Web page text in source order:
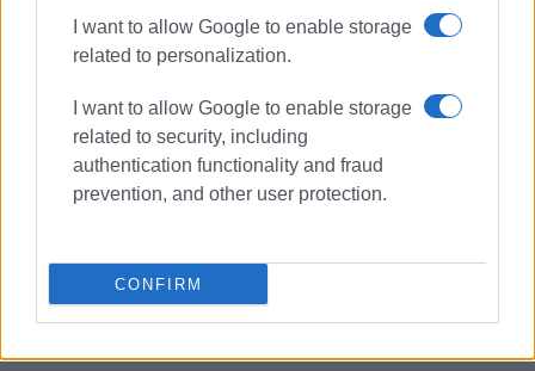
I want to allow Google to enable storage
related to personalization.
I want to allow Google to enable storage
related to security, including
authentication functionality and fraud
prevention, and other user protection.
CONFIRM